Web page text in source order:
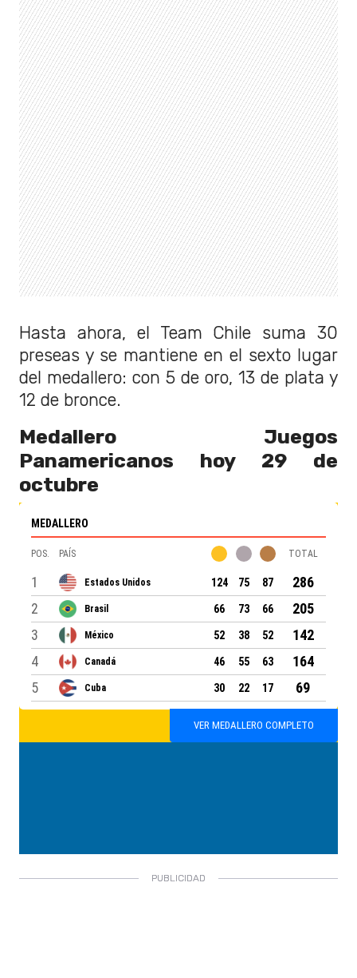
Hasta ahora, el Team Chile suma 30
preseas y se mantiene en el sexto lugar
del medallero: con 5 de oro, 13 de plata y
12 de bronce.
Medallero Juegos
Panamericanos hoy 29 de
octubre